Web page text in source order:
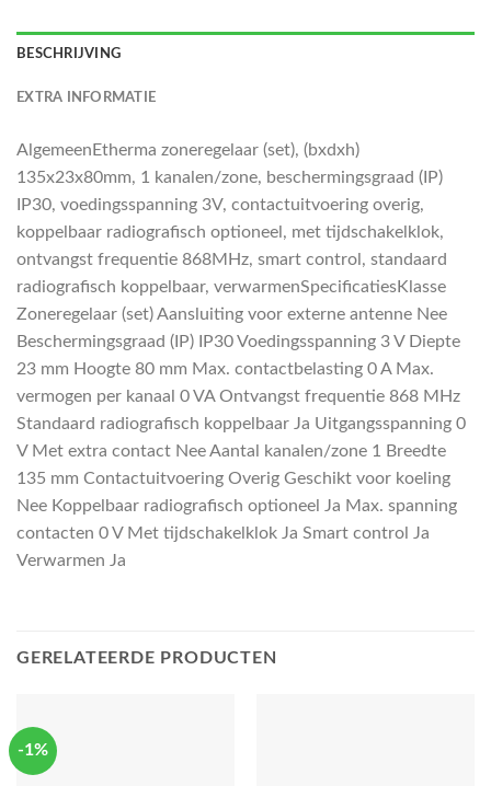
BESCHRIJVING
EXTRA INFORMATIE
AlgemeenEtherma zoneregelaar (set), (bxdxh)
135x23x80mm, 1 kanalen/zone, beschermingsgraad (IP)
IP30, voedingsspanning 3V, contactuitvoering overig,
koppelbaar radiografisch optioneel, met tijdschakelklok,
ontvangst frequentie 868MHz, smart control, standaard
radiografisch koppelbaar, verwarmenSpecificatiesKlasse
Zoneregelaar (set) Aansluiting voor externe antenne Nee
Beschermingsgraad (IP) IP30 Voedingsspanning 3 V Diepte
23 mm Hoogte 80 mm Max. contactbelasting 0 A Max.
vermogen per kanaal 0 VA Ontvangst frequentie 868 MHz
Standaard radiografisch koppelbaar Ja Uitgangsspanning 0
V Met extra contact Nee Aantal kanalen/zone 1 Breedte
135 mm Contactuitvoering Overig Geschikt voor koeling
Nee Koppelbaar radiografisch optioneel Ja Max. spanning
contacten 0 V Met tijdschakelklok Ja Smart control Ja
Verwarmen Ja
GERELATEERDE PRODUCTEN
-1%